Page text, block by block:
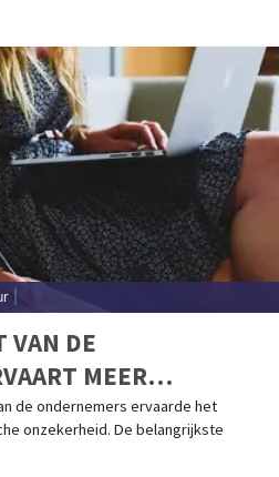
VAN DE
MEER
de ondernemers ervaarde het
onzekerheid. De belangrijkste